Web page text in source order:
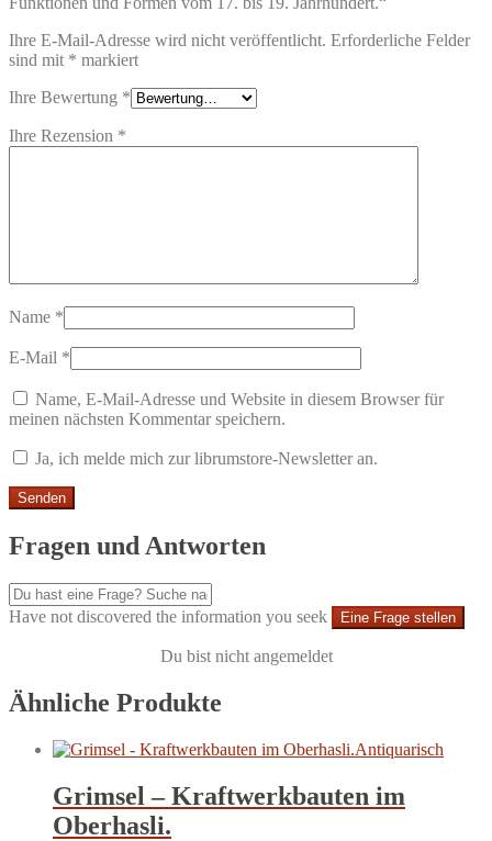
Ihre E-Mail-Adresse wird nicht veröffentlicht. Erforderliche Felder
sind mit * markiert
Ihre Bewertung *
Ihre Rezension *
Name *
E-Mail *
Name, E-Mail-Adresse und Website in diesem Browser für
meinen nächsten Kommentar speichern.
Ja, ich melde mich zur librumstore-Newsletter an.
Fragen und Antworten
Have not discovered the information you seek Eine Frage stellen
Du bist nicht angemeldet
Ähnliche Produkte
Antiquarisch
Grimsel – Kraftwerkbauten im
Oberhasli.